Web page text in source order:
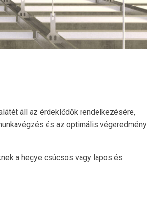
áll az érdeklődők rendelkezésére,
és az optimális végeredmény
a hegye csúcsos vagy lapos és